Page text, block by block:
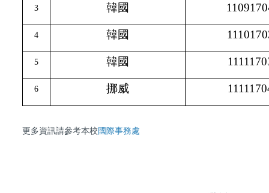
3 韓國
4 韓國
5 韓國
6 挪威
更多資訊請參考本校國際事務處